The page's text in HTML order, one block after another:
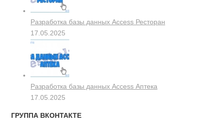
Разработка базы данных Access Ресторан
17.05.2025
Разработка базы данных Access Аптека
17.05.2025
ГРУППА ВКОНТАКТЕ